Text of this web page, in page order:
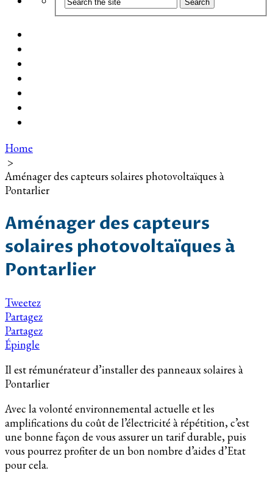
Home
>
Aménager des capteurs solaires photovoltaïques à
Pontarlier
Aménager des capteurs
solaires photovoltaïques à
Pontarlier
Tweetez
Partagez
Partagez
Épingle
Il est rémunérateur d’installer des panneaux solaires à
Pontarlier
Avec la volonté environnemental actuelle et les
amplifications du coût de l’électricité à répétition, c’est
une bonne façon de vous assurer un tarif durable, puis
vous pourrez profiter de un bon nombre d’aides d’Etat
pour cela.